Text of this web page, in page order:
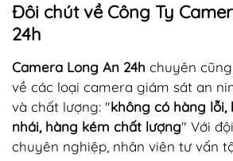
Đôi chút về Công Ty
24h
Camera Long An 24h chuyên
về các loại camera giám sát an
và chất lượng: "không có hàng lỗi,
nhái, hàng kém chất lượng" Với
chuyên nghiệp, nhân viên tư vấn